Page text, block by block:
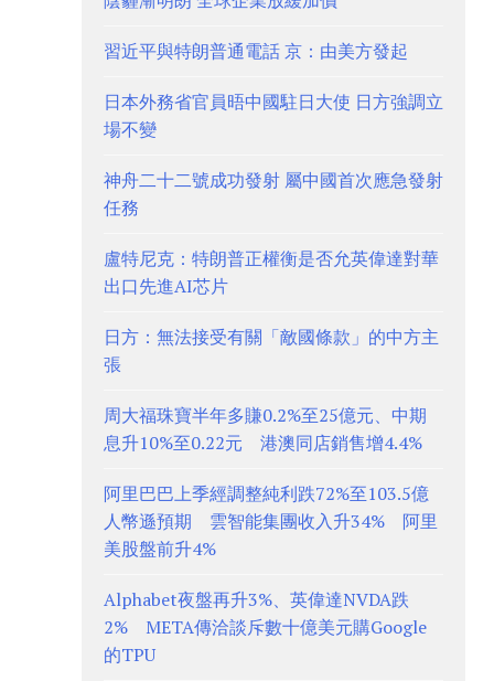
習近平與特朗普通電話 京：由美方發起
日本外務省官員晤中國駐日大使 日方強調立
場不變
神舟二十二號成功發射 屬中國首次應急發射
任務
盧特尼克：特朗普正權衡是否允英偉達對華
出口先進AI芯片
日方：無法接受有關「敵國條款」的中方主
張
周大福珠寶半年多賺0.2%至25億元、中期
息升10%至0.22元 港澳同店銷售增4.4%
阿里巴巴上季經調整純利跌72%至103.5億
人幣遜預期 雲智能集團收入升34% 阿里
美股盤前升4%
Alphabet夜盤再升3%、英偉達NVDA跌
2% META傳洽談斥數十億美元購Google
的TPU